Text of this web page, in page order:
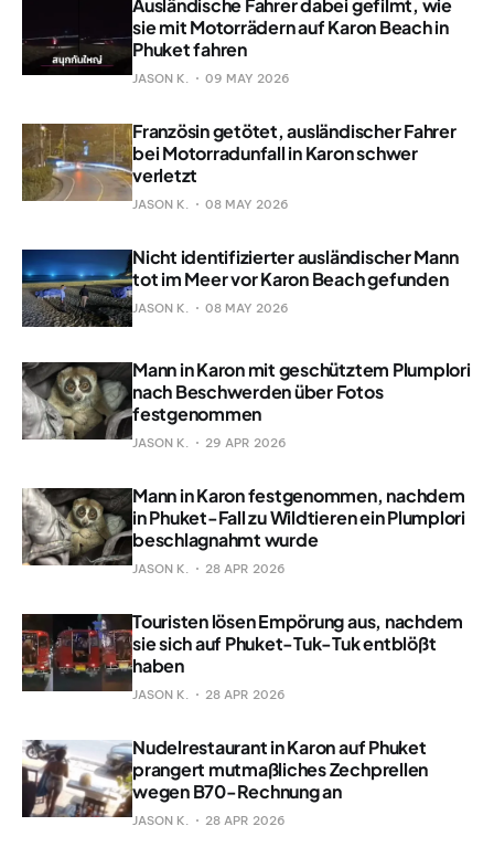
Ausländische Fahrer dabei gefilmt, wie
sie mit Motorrädern auf Karon Beach in
Phuket fahren
JASON K. 09 MAY 2026
Französin getötet, ausländischer Fahrer
bei Motorradunfall in Karon schwer
verletzt
JASON K. 08 MAY 2026
Nicht identifizierter ausländischer Mann
tot im Meer vor Karon Beach gefunden
JASON K. 08 MAY 2026
Mann in Karon mit geschütztem Plumplori
nach Beschwerden über Fotos
festgenommen
JASON K. 29 APR 2026
Mann in Karon festgenommen, nachdem
in Phuket-Fall zu Wildtieren ein Plumplori
beschlagnahmt wurde
JASON K. 28 APR 2026
Touristen lösen Empörung aus, nachdem
sie sich auf Phuket-Tuk-Tuk entblößt
haben
JASON K. 28 APR 2026
Nudelrestaurant in Karon auf Phuket
prangert mutmaßliches Zechprellen
wegen B70-Rechnung an
JASON K. 28 APR 2026